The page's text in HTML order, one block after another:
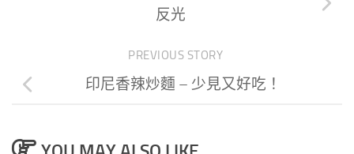
反光
PREVIOUS STORY
印尼香辣炒麵 – 少見又好吃！